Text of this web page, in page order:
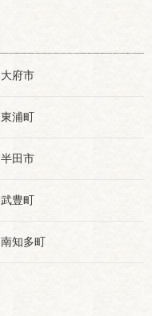
大府市
東浦町
半田市
武豊町
南知多町